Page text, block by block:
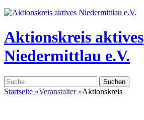
Header
Aktionskreis aktives
Niedermittlau e.V.
Suche
nach:
Startseite »Veranstalter »Aktionskreis